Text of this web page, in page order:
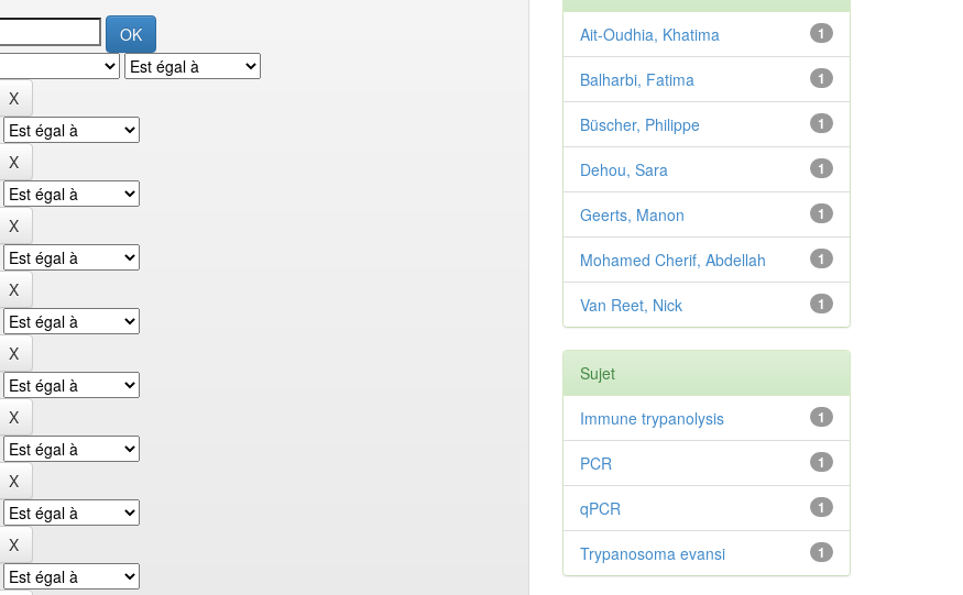
1
Ait-Oudhia, Khatima
1
Balharbi, Fatima
1
Büscher, Philippe
1
Dehou, Sara
1
Geerts, Manon
1
Mohamed Cherif, Abdellah
1
Van Reet, Nick
Sujet
1
Immune trypanolysis
1
PCR
1
qPCR
1
Trypanosoma evansi